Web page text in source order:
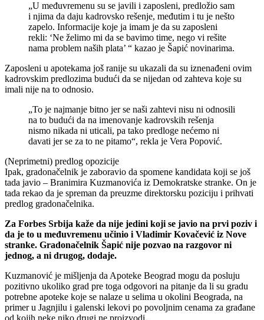
„U međuvremenu su se javili i zaposleni, predložio sam
i njima da daju kadrovsko rešenje, međutim i tu je nešto
zapelo. Informacije koje ja imam je da su zaposleni
rekli: ‘Ne želimo mi da se bavimo time, nego vi rešite
nama problem naših plata’ “ kazao je Šapić novinarima.
Zaposleni u apotekama još ranije su ukazali da su iznenađeni ovim
kadrovskim predlozima budući da se nijedan od zahteva koje su
imali nije na to odnosio.
„To je najmanje bitno jer se naši zahtevi nisu ni odnosili
na to budući da na imenovanje kadrovskih rešenja
nismo nikada ni uticali, pa tako predloge nećemo ni
davati jer se za to ne pitamo“, rekla je Vera Popović.
(Neprimetni) predlog opozicije
Ipak, gradonačelnik je zaboravio da spomene kandidata koji se još
tada javio – Branimira Kuzmanovića iz Demokratske stranke. On je
tada rekao da je spreman da preuzme direktorsku poziciju i prihvati
predlog gradonačelnika.
Za Forbes Srbija kaže da nije jedini koji se javio na prvi poziv i
da je to u međuvremenu učinio i Vladimir Kovačević iz Nove
stranke. Gradonačelnik Šapić nije pozvao na razgovor ni
jednog, a ni drugog, dodaje.
Kuzmanović je mišljenja da Apoteke Beograd mogu da posluju
pozitivno ukoliko grad pre toga odgovori na pitanje da li su gradu
potrebne apoteke koje se nalaze u selima u okolini Beograda, na
primer u Jagnjilu i galenski lekovi po povoljnim cenama za građane